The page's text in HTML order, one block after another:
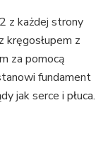
z każdej strony
kręgosłupem z
za pomocą
fundament
jak serce i płuca.